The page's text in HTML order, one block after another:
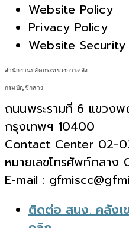
Website Policy
Privacy Policy
Website Security
สำนักงานปลัดกระทรวงการคลัง
กรมบัญชีกลาง
ถนนพระรามที่ 6 แขวง
กรุงเทพฯ 10400
Contact Center 02-
หมายเลขโทรศัพท์กลา
E-mail :
ติดต่อ สนง. คลังเ